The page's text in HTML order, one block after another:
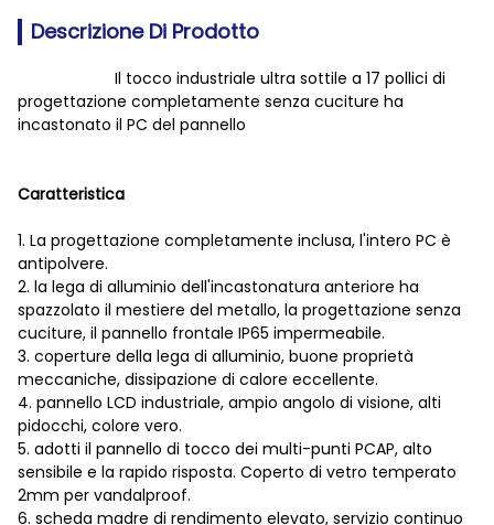
Descrizione Di Prodotto
Il tocco industriale ultra sottile a 17 pollici di
progettazione completamente senza cuciture ha
incastonato il PC del pannello
Caratteristica
1. La progettazione completamente inclusa, l'intero PC è
antipolvere.
2. la lega di alluminio dell'incastonatura anteriore ha
spazzolato il mestiere del metallo, la progettazione senza
cuciture, il pannello frontale IP65 impermeabile.
3. coperture della lega di alluminio, buone proprietà
meccaniche, dissipazione di calore eccellente.
4. pannello LCD industriale, ampio angolo di visione, alti
pidocchi, colore vero.
5. adotti il pannello di tocco dei multi-punti PCAP, alto
sensibile e la rapido risposta. Coperto di vetro temperato
2mm per vandalproof.
6. scheda madre di rendimento elevato, servizio continuo